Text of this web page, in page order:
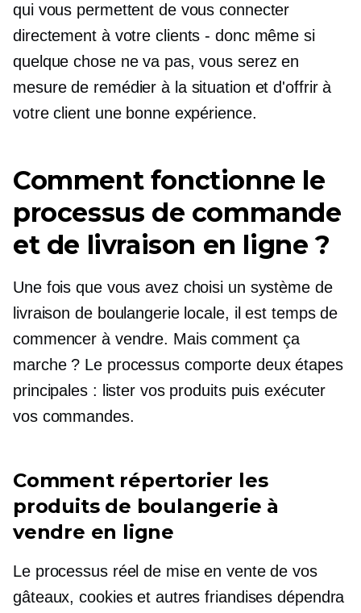
qui vous permettent de vous connecter
directement à votre clients - doncmême si
quelque chose ne va pas, vous serez en
mesure de remédier à la situation et d'offrir à
votre client une bonne expérience.
Comment fonctionne le
processus de commande
et de livraison en ligne ?
Une fois que vous avez choisi un système de
livraison de boulangerie locale, il est temps de
commencer à vendre. Mais comment ça
marche ? Le processus comporte deux étapes
principales : lister vos produits puis exécuter
vos commandes.
Comment répertorier les
produits de boulangerie à
vendre en ligne
Le processus réel de mise en vente de vos
gâteaux, cookies et autres friandises dépendra